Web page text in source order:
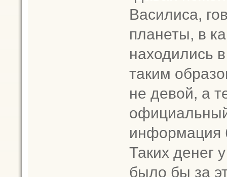
Василиса,
планеты, в
находились
таким
не девой, а
информация
Таких денег
было бы за